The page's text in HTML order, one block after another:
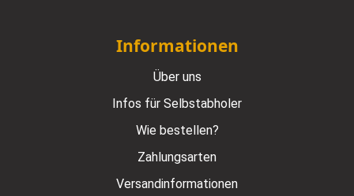
Informationen
Über uns
Infos für Selbstabholer
Wie bestellen?
Zahlungsarten
Versandinformationen